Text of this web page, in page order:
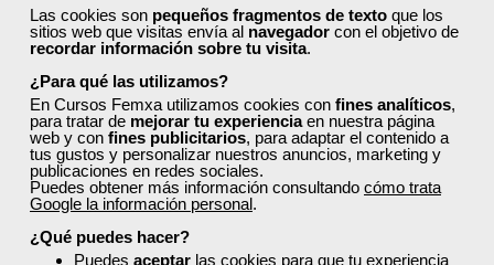
Las cookies son pequeños fragmentos de texto que los
sitios web que visitas envía al navegador con el objetivo de
recordar información sobre tu visita.
¿Para qué las utilizamos?
En Cursos Femxa utilizamos cookies con fines analíticos,
para tratar de mejorar tu experienciaen nuestra página
web y con fines publicitarios, para adaptar el contenido a
tus gustos y personalizar nuestros anuncios, marketing y
publicaciones en redes sociales.
Puedes obtener más información consultando cómo trata
Google la información personal.
¿Qué puedes hacer?
Puedes aceptar las cookies para que tu experiencia
-Administración.
Online (toda España)
Ver curso
2 79
ONLINE